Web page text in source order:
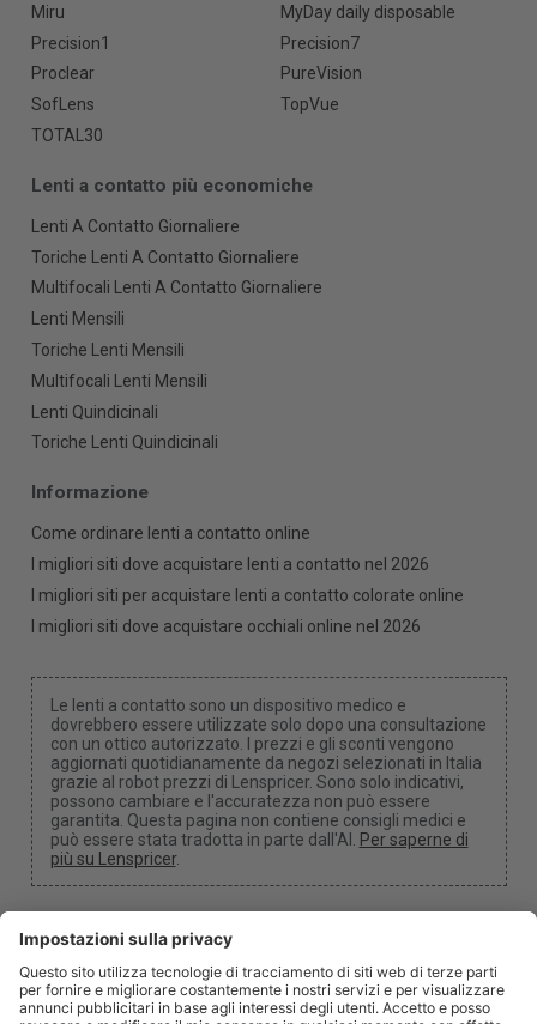
Miru
MyDay daily disposable
Precision1
Precision7
Proclear
PureVision
SofLens
TopVue
TOTAL30
Lenti a contatto più economiche
Lenti A Contatto Giornaliere
Toriche Lenti A Contatto Giornaliere
Multifocali Lenti A Contatto Giornaliere
Lenti Mensili
Toriche Lenti Mensili
Multifocali Lenti Mensili
Lenti Quindicinali
Toriche Lenti Quindicinali
Informazione
Come ordinare lenti a contatto online
I migliori siti dove acquistare lenti a contatto nel 2026
I migliori siti per acquistare lenti a contatto colorate online
I migliori siti dove acquistare occhiali online nel 2026
Le lenti a contatto sono un dispositivo medico e
dovrebbero essere utilizzate solo dopo una consultazione
con un ottico autorizzato. I prezzi e gli sconti vengono
aggiornati quotidianamente da negozi selezionati in Italia
grazie al robot prezzi di Lenspricer. Sono solo indicativi,
possono cambiare e l'accuratezza non può essere
garantita. Questa pagina non contiene consigli medici e
può essere stata tradotta in parte dall'AI. Per saperne di
più su Lenspricer.
Impostazioni dei cookie